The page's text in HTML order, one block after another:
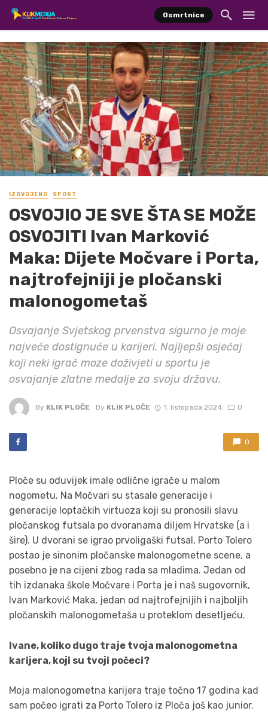
Osmrtnice
IZDVOJENO SPORT
OSVOJIO JE SVE ŠTA SE MOŽE
OSVOJITI Ivan Marković
Maka: Dijete Močvare i Porta,
najtrofejniji je pločanski
malonogometaš
Osvajanje Svjetskog prvenstva sigurno je moje
najveće dostignuće u karijeri. Najljepši osjećaj
koji neki igrač moze doživjeti u sportu je
osvajanje zlatne medalje za svoju državu.
By KLIK PLOČE By KLIK PLOČE 1. listopada 2024. 0
0
Ploče su oduvijek imale odlične igrače u malom
nogometu. Na Močvari su stasale generacije i
generacije loptačkih virtuoza koji su pronosili slavu
pločanskog futsala po dvoranama diljem Hrvatske (a i
šire). U dvorani se igrao prvoligaški futsal, Porto Tolero
postao je sinonim pločanske malonogometne scene, a
posebno je na cijeni zbog rada sa mladima. Jedan od
tih izdanaka škole Močvare i Porta je i naš sugovornik,
Ivan Marković Maka, jedan od najtrofejnijih i najboljih
pločanskih malonogometaša u proteklom desetljeću.
Ivane, koliko dugo traje tvoja malonogometna
karijera, koji su tvoji počeci?
Moja malonogometna karijera traje točno 17 godina kad
sam počeo igrati za Porto Tolero iz Ploča još kao junior.